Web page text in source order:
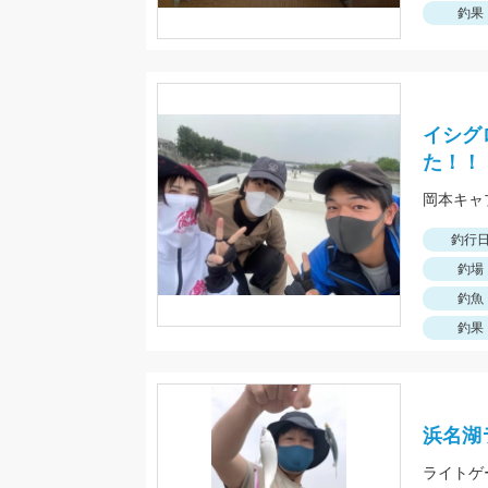
釣果
イシ
た！！
岡本キ
釣行
釣場
釣魚
釣果
浜名